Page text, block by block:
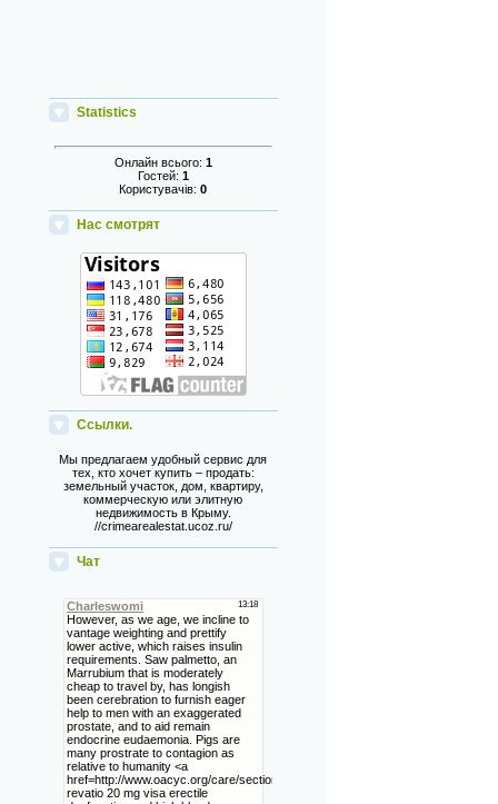
Statistics
Онлайн всього: 1
Гостей: 1
Користувачів:0
Нас смотрят
Ссылки.
Мы предлагаем удобный сервис для
тех, кто хочет купить – продать:
земельный участок, дом, квартиру,
коммерческую или элитную
недвижимость в Крыму.
//crimearealestat.ucoz.ru/
Чат